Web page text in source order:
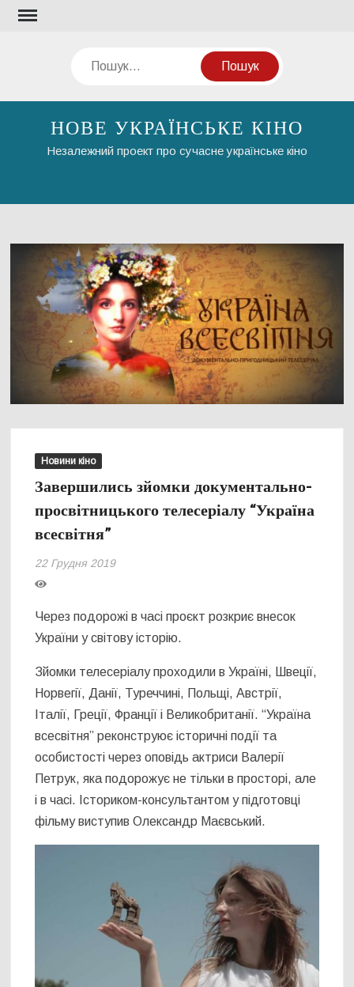
Перейти
Пошук
НОВЕ УКРАЇНСЬКЕ КІНО
Незалежний проект про сучасне українське кіно
Новини кіно
Завершились зйомки документально-
просвітницького телесеріалу “Україна
всесвітня”
22 Грудня 2019
Через подорожі в часі проєкт розкриє внесок
України у світову історію.
Зйомки телесеріалу проходили в Україні, Швеції,
Норвегії, Данії, Туреччині, Польщі, Австрії,
Італії, Греції, Франції і Великобританії. “Україна
всесвітня” реконструює історичні події та
особистості через оповідь актриси Валерії
Петрук, яка подорожує не тільки в просторі, але
і в часі. Істориком-консультантом у підготовці
фільму виступив Олександр Маєвський.